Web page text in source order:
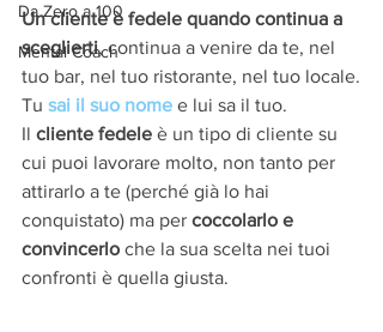
Da Zero a 100
Mental Coach
Un cliente è fedele quando continua a
sceglierti, continua a venire da te, nel
tuo bar, nel tuo ristorante, nel tuo locale.
Tu sai il suo nome e lui sa il tuo.
Il cliente fedele è un tipo di cliente su
cui puoi lavorare molto, non tanto per
attirarlo a te (perché già lo hai
conquistato) ma per coccolarlo e
convincerlo che la sua scelta nei tuoi
confronti è quella giusta.